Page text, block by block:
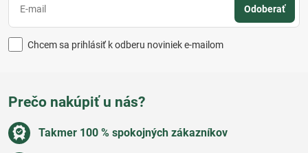
Odoberať
Chcem sa prihlásiť k odberu noviniek e-mailom
Prečo nakúpiť u nás?
Takmer 100 % spokojných zákazníkov